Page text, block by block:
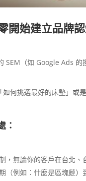
開始建立品牌
SEM（如 Google Ads
何挑選最好的床墊」或
：
，無論你的客戶在台北
（例如：什麼是區塊鏈